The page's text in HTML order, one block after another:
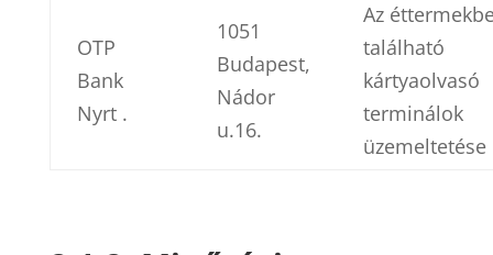
OTP
Bank
Nyrt .
1051
Budapest,
Nádor
u.16.
Az
található
kártyaolvasó
terminálok
üzemeltetése